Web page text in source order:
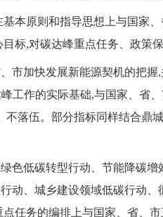
本原则和指导思想上与国家
标,对碳达峰重点任务、政策
市加快发展新能源契机的把
工作的实际基础,与国家、省
落伍。部分指标同样结合鼎
色低碳转型行动、节能降碳
动、城乡建设领域低碳行动
任务的编排上与国家、省、